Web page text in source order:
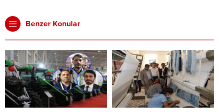
Benzer Konular